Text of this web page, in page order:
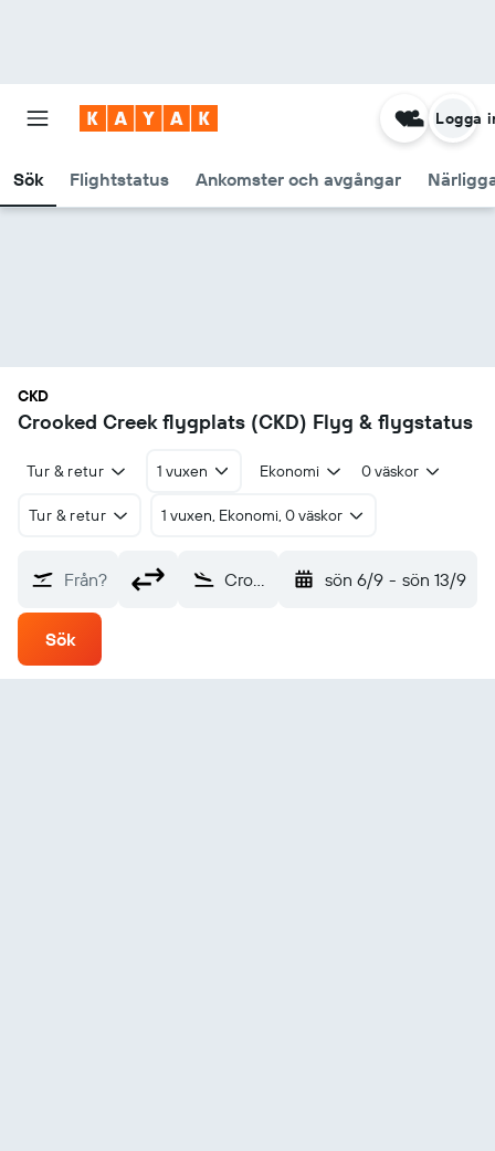
Sök Flightstatus Ankomster och avgångar
Logga
CKD
Crooked Creek flygplats (CKD) Flyg & flygstatus
Tur & retur 1 vuxen Ekonomi 0 väskor
Tur & retur 1 vuxen, Ekonomi, 0 väskor
Från? Crooked Creek (CKD) sön 6/9 - sön 13/9
Sök